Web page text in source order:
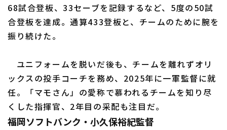
68試合登板、33セーブを記録するなど、5度の50試
合登板を達成。通算433登板と、チームのために腕を
振り続けた。
ユニフォームを脱いだ後も、チームを離れずオリ
ックスの投手コーチを務め、2025年に一軍監督に就
任。「マモさん」の愛称で慕われるチームを知り尽
くした指揮官、2年目の采配も注目だ。
福岡ソフトバンク・小久保裕紀監督